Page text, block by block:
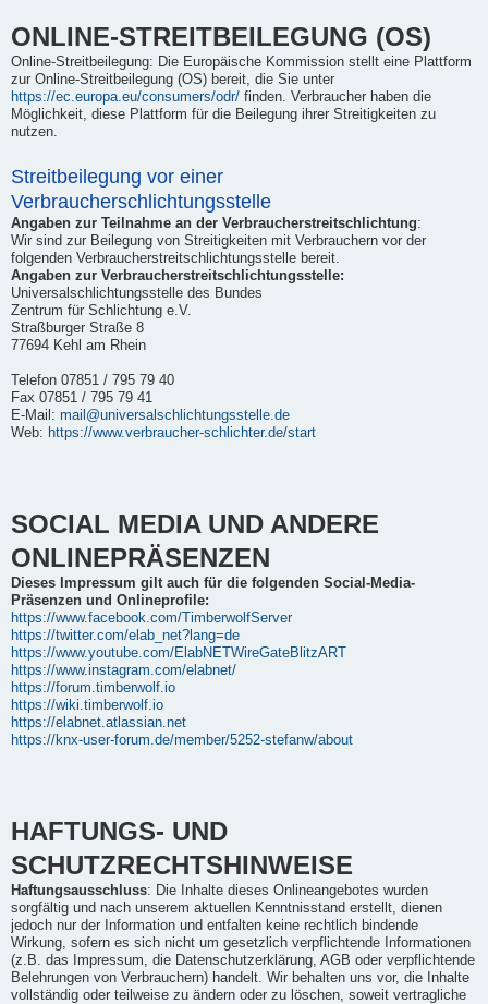
ONLINE-STREITBEILEGUNG (OS)
Online-Streitbeilegung: Die Europäische Kommission stellt eine Plattform
zur Online-Streitbeilegung (OS) bereit, die Sie unter
https://ec.europa.eu/consumers/odr/ finden. Verbraucher haben die
Möglichkeit, diese Plattform für die Beilegung ihrer Streitigkeiten zu
nutzen.
Streitbeilegung vor einer
Verbraucherschlichtungsstelle
Angaben zur Teilnahme an der Verbraucherstreitschlichtung:
Wir sind zur Beilegung von Streitigkeiten mit Verbrauchern vor der
folgenden Verbraucherstreitschlichtungsstelle bereit.
Angaben zur Verbraucherstreitschlichtungsstelle:
Universalschlichtungsstelle des Bundes
Zentrum für Schlichtung e.V.
Straßburger Straße 8
77694 Kehl am Rhein
Telefon 07851 / 795 79 40
Fax 07851 / 795 79 41
E-Mail: mail@universalschlichtungsstelle.de
Web: https://www.verbraucher-schlichter.de/start
SOCIAL MEDIA UND ANDERE
ONLINEPRÄSENZEN
Dieses Impressum gilt auch für die folgenden Social-Media-
Präsenzen und Onlineprofile:
https://www.facebook.com/TimberwolfServer
https://twitter.com/elab_net?lang=de
https://www.youtube.com/ElabNETWireGateBlitzART
https://www.instagram.com/elabnet/
https://forum.timberwolf.io
https://wiki.timberwolf.io
https://elabnet.atlassian.net
https://knx-user-forum.de/member/5252-stefanw/about
HAFTUNGS- UND
SCHUTZRECHTSHINWEISE
Haftungsausschluss: Die Inhalte dieses Onlineangebotes wurden
sorgfältig und nach unserem aktuellen Kenntnisstand erstellt, dienen
jedoch nur der Information und entfalten keine rechtlich bindende
Wirkung, sofern es sich nicht um gesetzlich verpflichtende Informationen
(z.B. das Impressum, die Datenschutzerklärung, AGB oder verpflichtende
Belehrungen von Verbrauchern) handelt. Wir behalten uns vor, die Inhalte
vollständig oder teilweise zu ändern oder zu löschen, soweit vertragliche